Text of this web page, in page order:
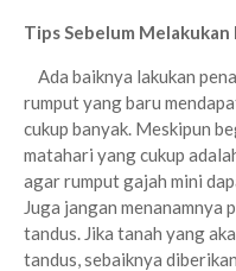
Tips Sebelum Melakukan
Ada baiknya lakukan
rumput yang baru
cukup banyak. Meskipun
matahari yang cukup
agar rumput gajah mini
Juga jangan menanamnya
tandus. Jika tanah yang
tandus, sebaiknya